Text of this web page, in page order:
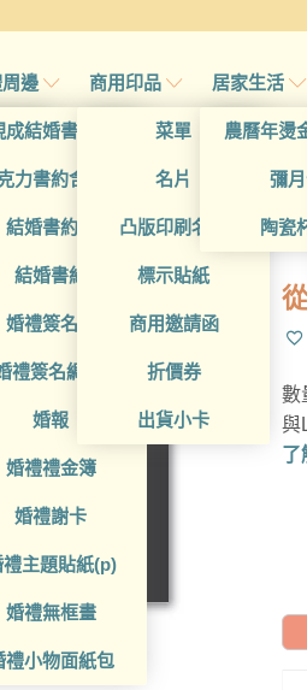
邊
成結婚書約夾
力書約含木座
結婚書約組
結婚書約
婚禮簽名簿
禮簽名綢(p)
婚報
婚禮禮金簿
婚禮謝卡
禮主題貼紙(p)
婚禮無框畫
禮小物面紙包
商用印品
菜單
名片
凸版印刷名片
標示貼紙
商用邀請函
折價券
出貨小卡
居家生活
農曆年燙
彌
陶瓷
從
數
與
了